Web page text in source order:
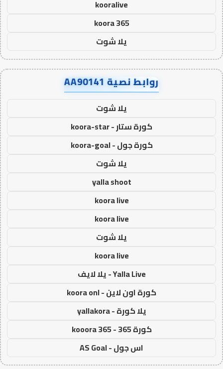
kooralive
koora 365
يلا شوت
روابط نصية AA90141
يلا شوت
كورة ستار - koora-star
كورة جول - koora-goal
يلا شوت
yalla shoot
koora live
koora live
يلا شوت
koora live
Yalla Live - يلا لايف
كورة اون لاين - koora onl
يلا كورة - yallakora
كورة 365 - kooora 365
اس جول - AS Goal